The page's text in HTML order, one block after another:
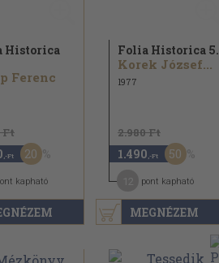
Historica
Ferenc
Ft
,-Ft 20
kapható
MEGNÉZEM
Folia Historica 5.
Korek József...
1977
2.980 Ft
1.490 ,-Ft 50
pont kapható